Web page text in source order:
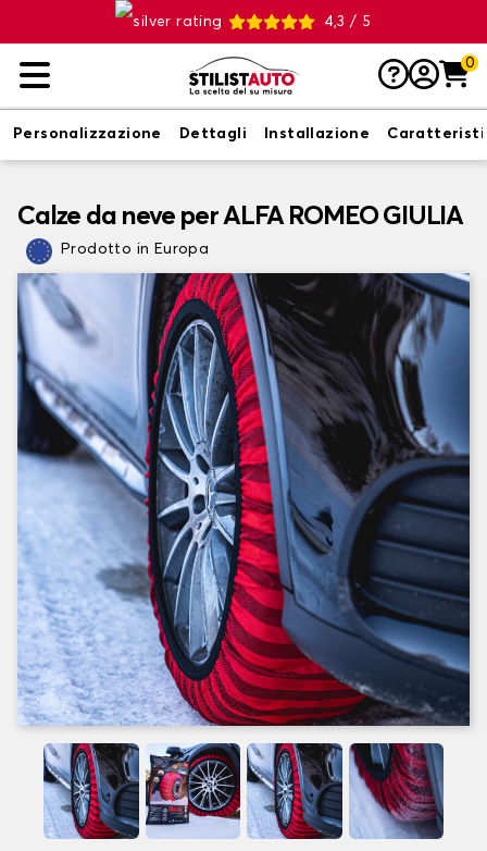
4,3 / 5
0
Personalizzazione Dettagli Installazione
Calze da neve per ALFA ROMEO GIULIA
Prodotto in Europa